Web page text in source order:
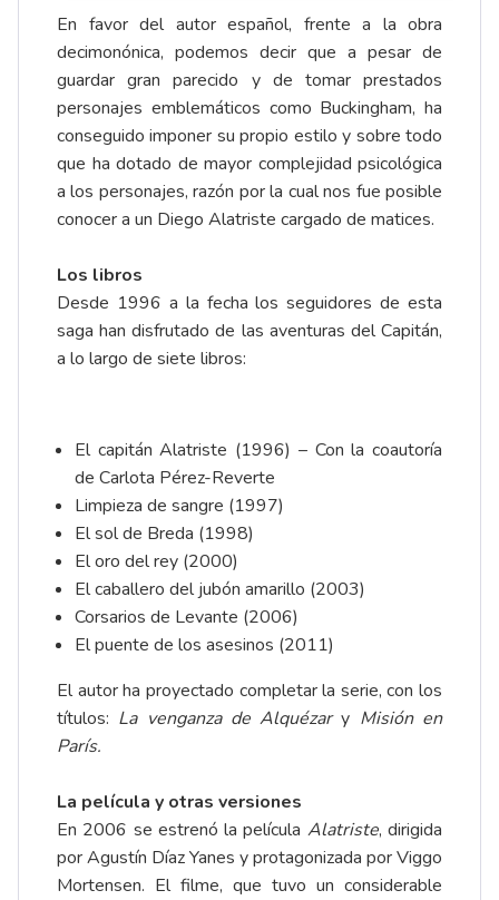
En favor del autor español, frente a la obra
decimonónica, podemos decir que a pesar de
guardar gran parecido y de tomar prestados
personajes emblemáticos como Buckingham, ha
conseguido imponer su propio estilo y sobre todo
que ha dotado de mayor complejidad psicológica
a los personajes, razón por la cual nos fue posible
conocer a un Diego Alatriste cargado de matices.
Los libros
Desde 1996 a la fecha los seguidores de esta
saga han disfrutado de las aventuras del Capitán,
a lo largo de siete libros:
El capitán Alatriste (1996) – Con la coautoría
de Carlota Pérez-Reverte
Limpieza de sangre (1997)
El sol de Breda (1998)
El oro del rey (2000)
El caballero del jubón amarillo (2003)
Corsarios de Levante (2006)
El puente de los asesinos (2011)
El autor ha proyectado completar la serie, con los
títulos: La venganza de Alquézary Misión en
París.
La película y otras versiones
En 2006 se estrenó la película Alatriste, dirigida
por Agustín Díaz Yanes y protagonizada por Viggo
Mortensen. El filme, que tuvo un considerable